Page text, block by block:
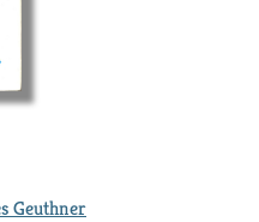
Geuthner